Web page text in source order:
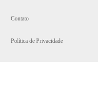
Contato
Política de Privacidade